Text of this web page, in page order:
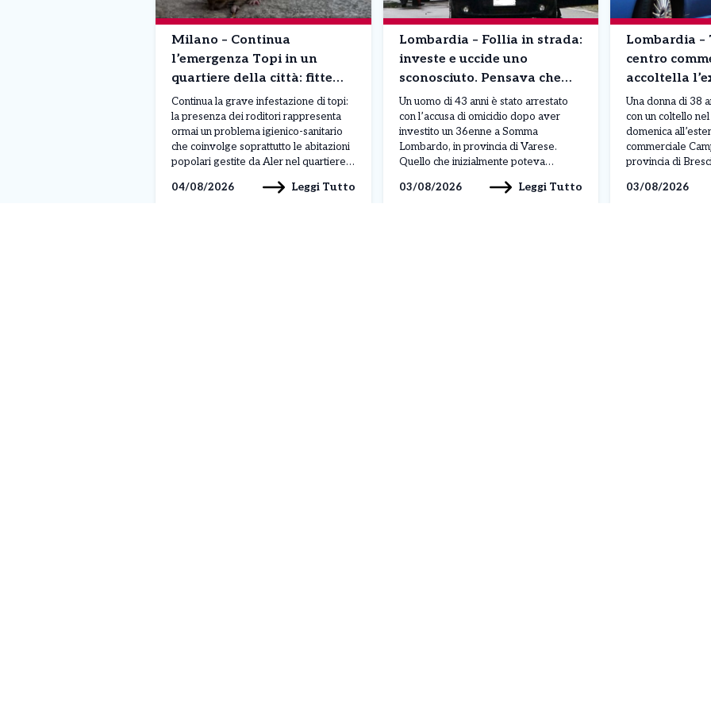
Milano – Continua
l’emergenza Topi in un
quartiere della città: fitte
colonie di roditori. Parte il
maxi piano di pulizia
Continua la grave infestazione di topi:
la presenza dei roditori rappresenta
ormai un problema igienico-sanitario
che coinvolge soprattutto le abitazioni
popolari gestite da Aler nel quartiere
si registrano nei cortili, nelle cantine e
04/08/2026 Leggi Tutto
Lombardia – Follia in strada:
investe e uccide uno
sconosciuto. Pensava che
fosse un rivale in amore
Un uomo di 43 anni è stato arrestato
con l’accusa di omicidio dopo aver
investito un 36enne a Somma
Lombardo, in provincia di Varese.
Quello che inizialmente poteva
si è rivelato, secondo gli investigatori,
03/08/2026 Leggi Tutto
Lombardia –
centro
accoltella
davanti ai
anche
Una donna di 38
con un coltello
domenica
commerciale
provincia di
insieme ai suoi
03/08/2026